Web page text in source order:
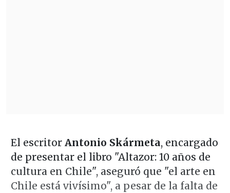
El escritorAntonio Skármeta, encargado
de presentar el libro "Altazor: 10 años de
cultura en Chile", aseguró que "el arte en
Chile está vivísimo", a pesar de la falta de